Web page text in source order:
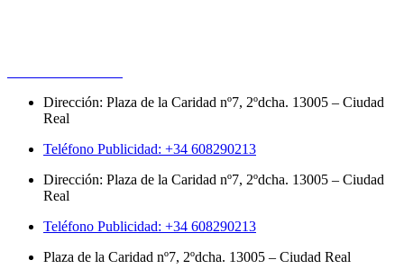
Dirección: Plaza de la Caridad nº7, 2ºdcha. 13005 – Ciudad
Real
Teléfono Publicidad: +34 608290213
Dirección: Plaza de la Caridad nº7, 2ºdcha. 13005 – Ciudad
Real
Teléfono Publicidad: +34 608290213
Plaza de la Caridad nº7, 2ºdcha. 13005 – Ciudad Real